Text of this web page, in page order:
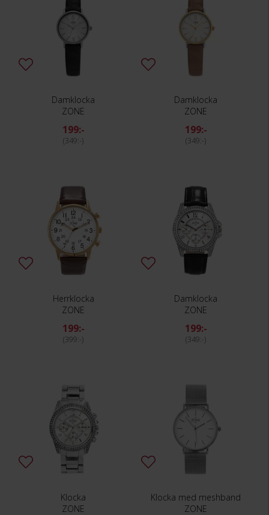
Damklocka
ZONE
199:-
349:-
Damklocka
ZONE
199:-
349:-
Herrklocka
ZONE
199:-
399:-
Damklocka
ZONE
199:-
349:-
Klocka
ZONE
Klocka med meshband
ZONE